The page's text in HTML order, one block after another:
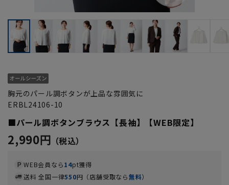
胸元のパール調ボタンが上品な雰囲気に
ERBL24106-10
■パール調ボタンブラウス【長袖】【WEB限定】
2,990円
WEB会員なら14pt獲得
送料 全国一律550円（店舗受取なら無料）